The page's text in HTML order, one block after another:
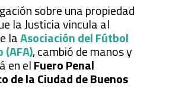
sobre una propiedad
la Justicia vincula al
laAsociación del Fútbol
, cambió de manos y
en elFuero Penal
de la Ciudad de Buenos